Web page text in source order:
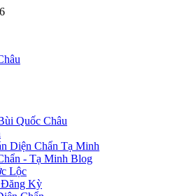
Quốc Châu
Diện Chẩn Tạ Minh
- Tạ Minh Blog
Lộc
Đăng Kỳ